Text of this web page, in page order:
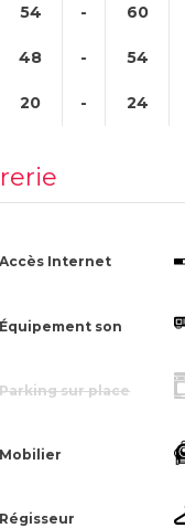
54 - 60
48 - 54
20 - 24
Accès Internet
Équipement son
Parking sur place
Mobilier
Régisseur